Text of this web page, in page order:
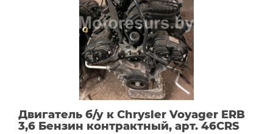
Двигатель б/у к Chrysler Voyager ERB
3,6 Бензин контрактный, арт. 46CRS